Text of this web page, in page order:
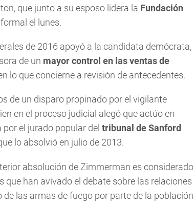
que junto a su esposo lidera la Fundación
el lunes.
de 2016 apoyó a la candidata demócrata,
de un mayor control en las ventas de
lo que concierne a revisión de antecedentes.
de un disparo propinado por el vigilante
en el proceso judicial alegó que actúo en
el jurado popular del tribunal de Sanford
lo absolvió en julio de 2013.
absolución de Zimmerman es considerado
que han avivado el debate sobre las relaciones
las armas de fuego por parte de la población